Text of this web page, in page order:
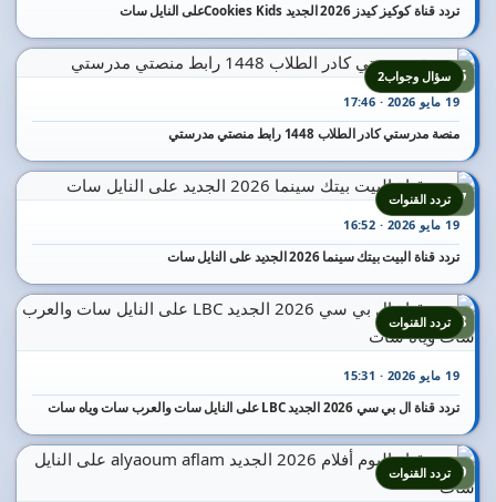
تردد قناة كوكيز كيدز 2026 الجديد Cookies Kidsعلى النايل سات
16
19 مايو 2026 · 17:46
منصة مدرستي كادر الطلاب 1448 رابط منصتي مدرستي
سؤال وجواب2
17
19 مايو 2026 · 16:52
تردد قناة البيت بيتك سينما 2026 الجديد على النايل سات
تردد القنوات
18
19 مايو 2026 · 15:31
تردد قناة ال بي سي 2026 الجديد LBC على النايل سات والعرب سات وياه سات
تردد القنوات
19تردد القنوات